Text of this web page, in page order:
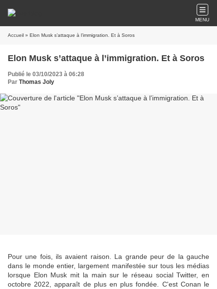
MENU
Accueil » Elon Musk s’attaque à l’immigration. Et à Soros
Elon Musk s’attaque à l’immigration. Et à Soros
Publié le 03/10/2023 à 06:28
Par Thomas Joly
Pour une fois, ils avaient raison. La grande peur de la gauche
dans le monde entier, largement manifestée sur tous les médias
lorsque Elon Musk mit la main sur le réseau social Twitter, en
octobre 2022, apparaît de plus en plus fondée. C'est Conan le